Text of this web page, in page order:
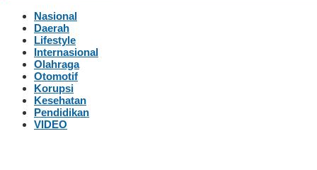
Nasional
Daerah
Lifestyle
Internasional
Olahraga
Otomotif
Korupsi
Kesehatan
Pendidikan
VIDEO